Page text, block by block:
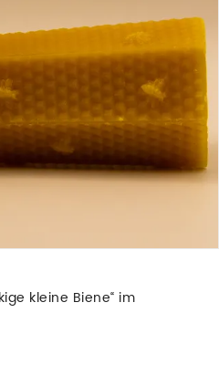
kleine Biene“ im